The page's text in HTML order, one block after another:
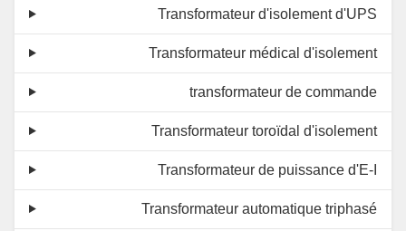
Transformateur d'isolement d'UPS
Transformateur médical d'isolement
transformateur de commande
Transformateur toroïdal d'isolement
Transformateur de puissance d'E-I
Transformateur automatique triphasé